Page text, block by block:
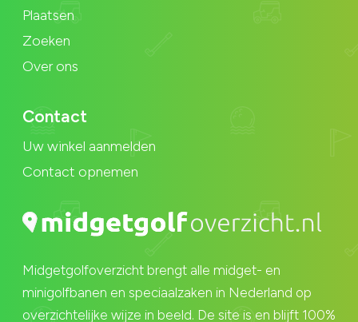
Plaatsen
Zoeken
Over ons
Contact
Uw winkel aanmelden
Contact opnemen
Midgetgolfoverzicht brengt alle midget- en
minigolfbanen en speciaalzaken in Nederland op
overzichtelijke wijze in beeld. De site is en blijft 100%